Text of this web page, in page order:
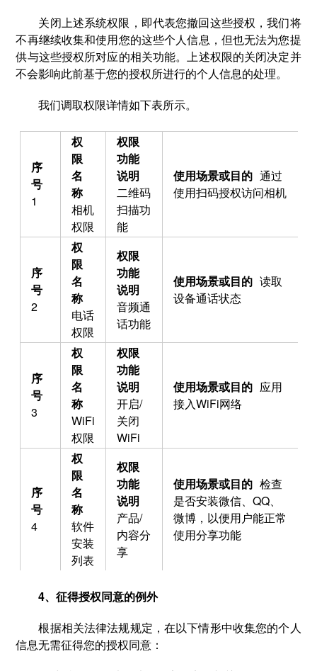
关闭上述系统权限，即代表您撤回这些授权，我们将
不再继续收集和使用您的这些个人信息，但也无法为您提
供与这些授权所对应的相关功能。上述权限的关闭决定并
不会影响此前基于您的授权所进行的个人信息的处理。
我们调取权限详情如下表所示。
1
相机
权限
二维码
扫描功
能
通过
使用扫码授权访问相机
2
电话
权限
音频通
话功能
读取
设备通话状态
3
WiFi
权限
开启/
关闭
WiFi
应用
接入WiFi网络
4
软件
安装
列表
产品/
内容分
享
检查
是否安装微信、QQ、
微博，以便用户能正常
使用分享功能
4、征得授权同意的例外
根据相关法律法规规定，在以下情形中收集您的个人
信息无需征得您的授权同意：